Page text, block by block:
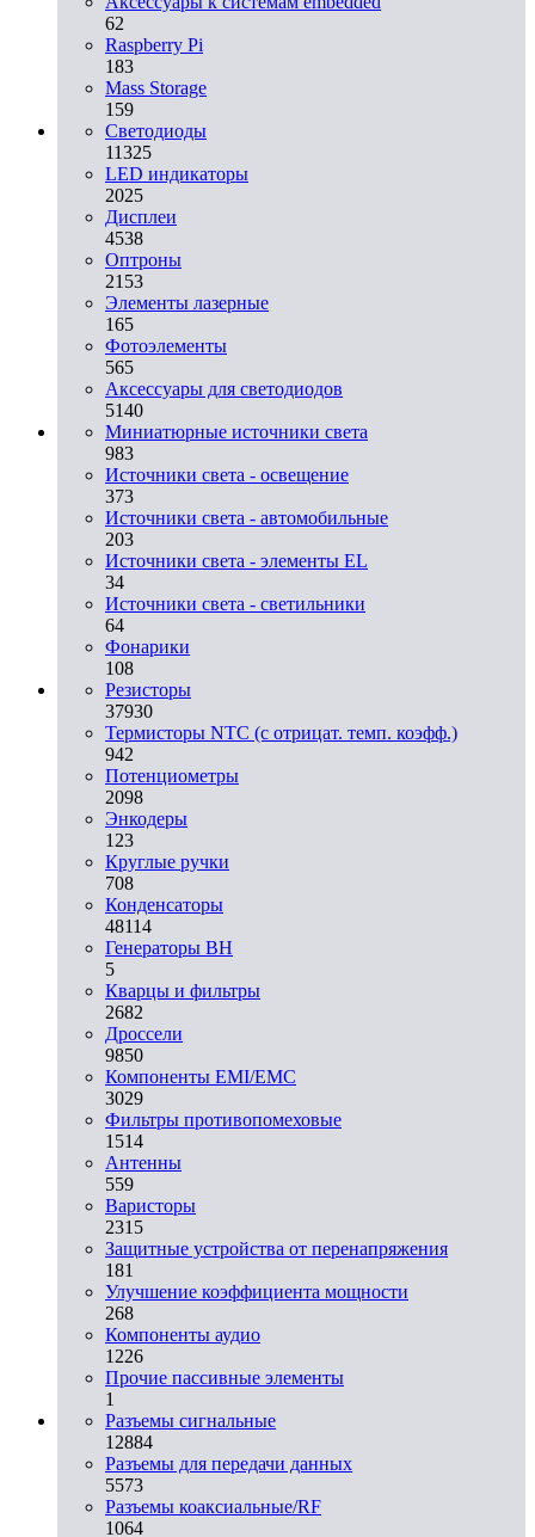
62
Raspberry Pi
183
Mass Storage
159
Светодиоды
11325
LED индикаторы
2025
Дисплеи
4538
Оптроны
2153
Элементы лазерные
165
Фотоэлементы
565
Аксессуары для светодиодов
5140
Миниатюрные источники света
983
Источники света - освещение
373
Источники света - автомобильные
203
Источники света - элементы EL
34
Источники света - светильники
64
Фонарики
108
Резисторы
37930
Термисторы NTC (с отрицат. темп. коэфф.)
942
Потенциометры
2098
Энкодеры
123
Круглые ручки
708
Конденсаторы
48114
Генераторы ВН
5
Кварцы и фильтры
2682
Дроссели
9850
Компоненты EMI/EMC
3029
Фильтры противопомеховые
1514
Антенны
559
Варисторы
2315
Защитные устройства от перенапряжения
181
Улучшение коэффициента мощности
268
Компоненты аудио
1226
Прочие пассивные элементы
1
Разъeмы сигнальные
12884
Разъeмы для передачи данных
5573
Разъeмы коаксиальные/RF
1064